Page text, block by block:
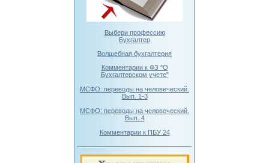
Выбери профессию
Бухгалтер
Волшебная бухгалтерия
Комментарии к ФЗ "О
Бухгалтерском учете"
МСФО: переводы на человеческий.
Вып. 1-3
МСФО: переводы на человеческий.
Вып. 4
Комментарии к ПБУ 24